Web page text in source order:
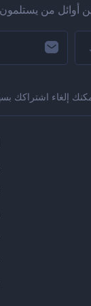
أوائل من
إلغاء اشتراكك